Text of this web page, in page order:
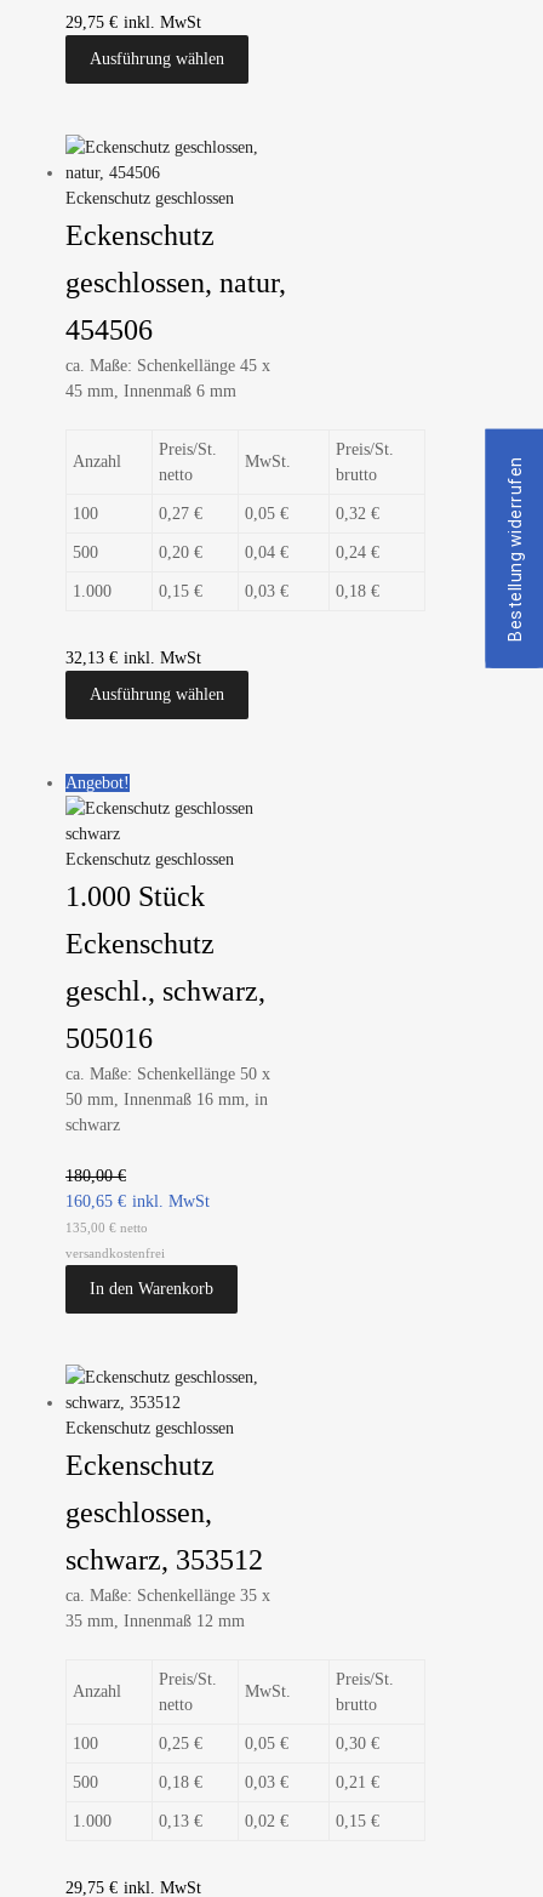
29,75 €
Ausführung wählen
Eckenschutz geschlossen
Eckenschutz
geschlossen, natur,
454506
ca. Maße: Schenkellänge 45 x
45 mm, Innenmaß 6 mm
Anzahl
Preis/St.
netto
MwSt.
Preis/St.
brutto
100 0,27 € 0,05 € 0,32 €
500 0,20 € 0,04 € 0,24 €
1.000 0,15 € 0,03 € 0,18 €
32,13 €
Ausführung wählen
Angebot!
Eckenschutz geschlossen
1.000 Stück
Eckenschutz
geschl., schwarz,
505016
ca. Maße: Schenkellänge 50 x
50 mm, Innenmaß 16 mm, in
schwarz
180,00€
160,65 €
135,00 € netto
versandkostenfrei
In den Warenkorb
Eckenschutz geschlossen
Eckenschutz
geschlossen,
schwarz, 353512
ca. Maße: Schenkellänge 35 x
35 mm, Innenmaß 12 mm
Anzahl
Preis/St.
netto
MwSt.
Preis/St.
brutto
100 0,25 € 0,05 € 0,30 €
500 0,18 € 0,03 € 0,21 €
1.000 0,13 € 0,02 € 0,15 €
29,75 €
Bestellung widerrufen